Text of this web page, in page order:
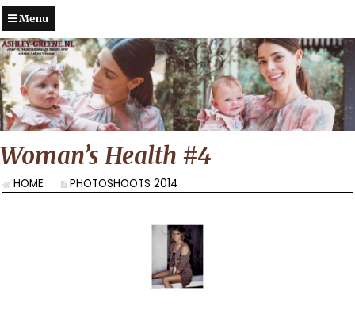
Menu
Woman’s Health #4
HOME PHOTOSHOOTS 2014